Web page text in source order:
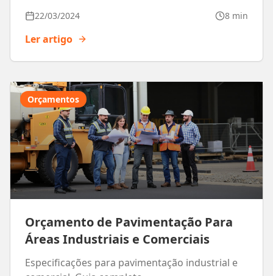
22/03/2024 8 min
Ler artigo
Orçamentos
Orçamento de Pavimentação Para
Áreas Industriais e Comerciais
Especificações para pavimentação industrial e